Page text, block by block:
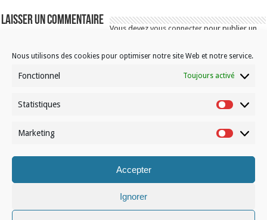
Nous utilisons des cookies pour optimiser notre site Web et notre service.
Fonctionnel Toujours activé
Statistiques
Marketing
Accepter
Ignorer
Laisser un commentaire
Vous devezvous connecter pour publier un
Contactez-nous
© Volleynews.be2026